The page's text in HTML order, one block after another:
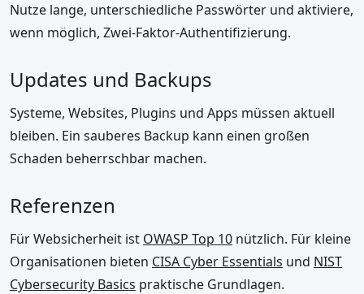
Nutze lange, unterschiedliche Passwörter und aktiviere,
wenn möglich, Zwei-Faktor-Authentifizierung.
Updates und Backups
Systeme, Websites, Plugins und Apps müssen aktuell
bleiben. Ein sauberes Backup kann einen großen
Schaden beherrschbar machen.
Referenzen
Für Websicherheit ist OWASP Top 10 nützlich. Für kleine
Organisationen bieten CISA Cyber Essentials und NIST
Cybersecurity Basics praktische Grundlagen.